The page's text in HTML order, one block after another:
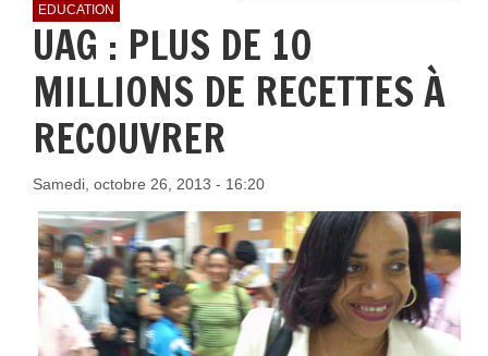
EDUCATION
UAG : PLUS DE 10
MILLIONS DE RECETTES À
RECOUVRER
Samedi, octobre 26, 2013 - 16:20